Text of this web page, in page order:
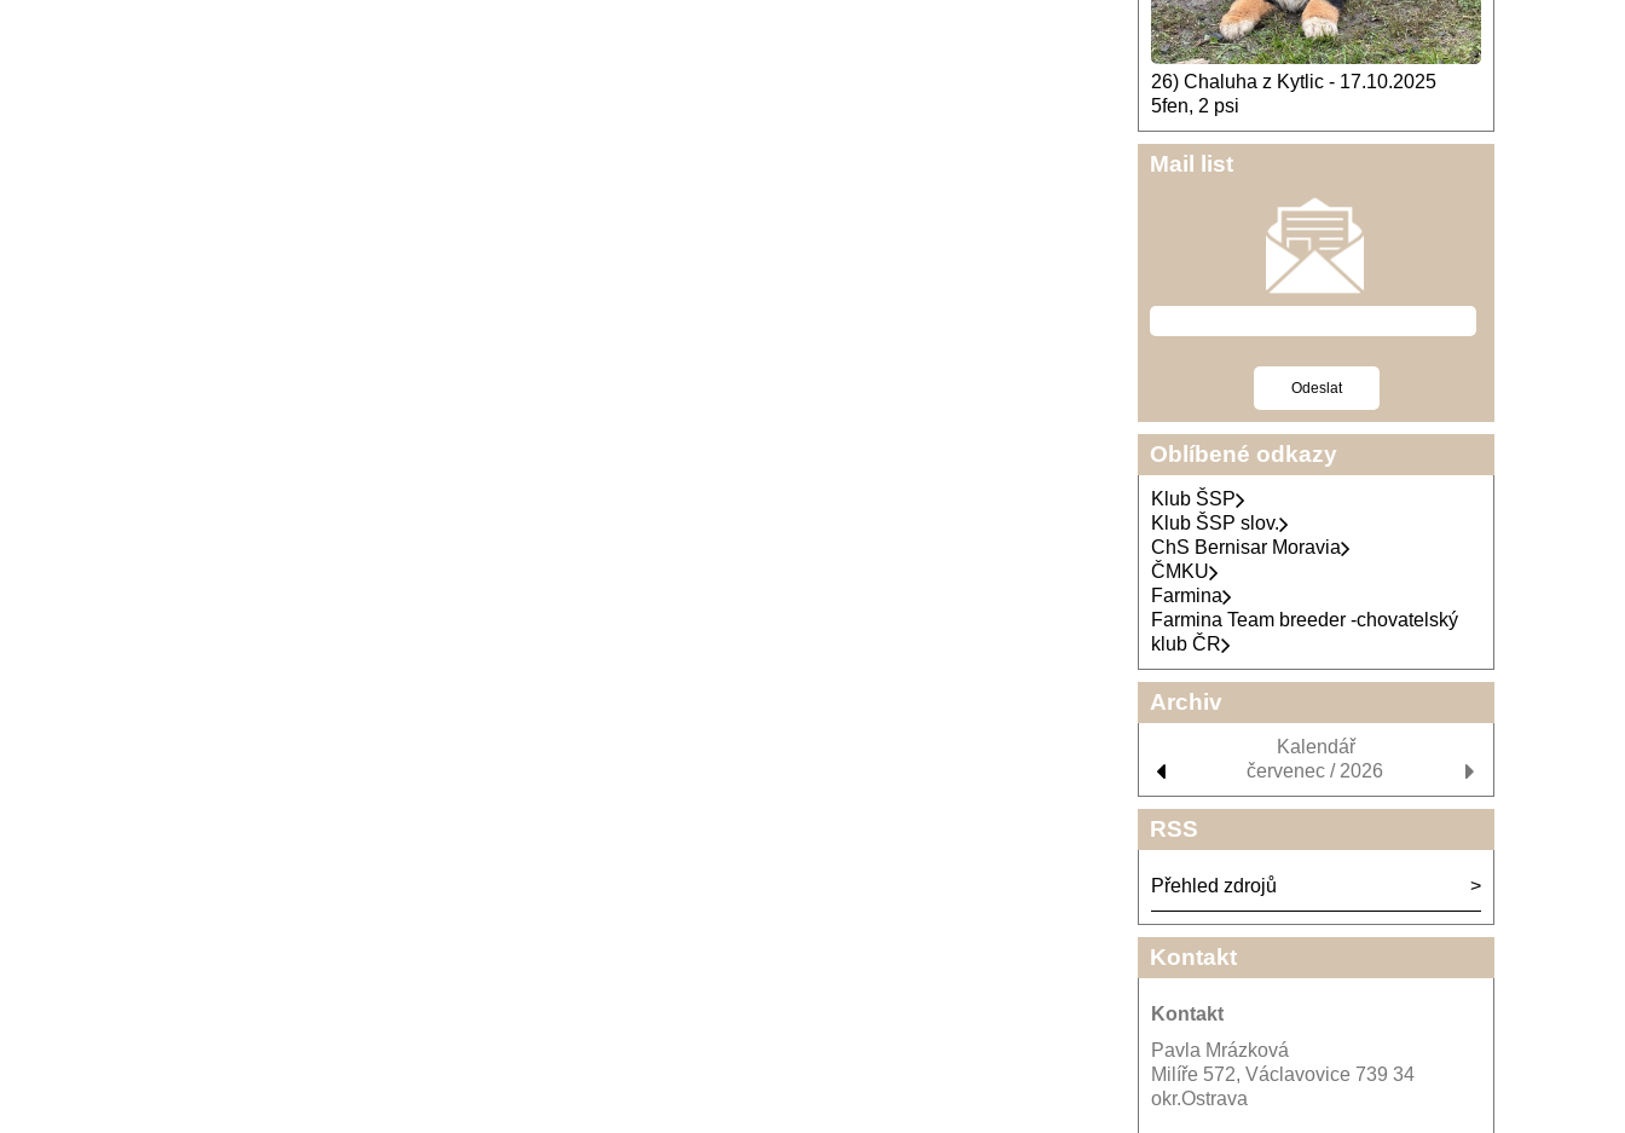
26) Chaluha z Kytlic - 17.10.2025
5fen, 2 psi
Mail list
Oblíbené odkazy
Klub ŠSP
Klub ŠSP slov.
ChS Bernisar Moravia
ČMKU
Farmina
Farmina Team breeder -chovatelský
klub ČR
Archiv
Kalendář
červenec / 2026
RSS
Přehled zdrojů
Kontakt
Kontakt
Pavla Mrázková
Milíře 572, Václavovice 739 34
okr.Ostrava